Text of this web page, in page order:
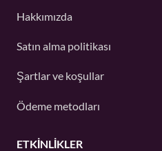
Hakkımızda
Satın alma politikası
Şartlar ve koşullar
Ödeme metodları
ETKINLIKLER